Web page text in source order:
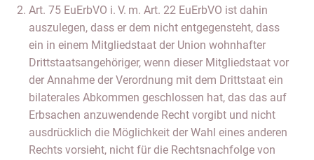
Art. 75 EuErbVO i. V. m. Art. 22 EuErbVO ist dahin
auszulegen, dass er dem nicht entgegensteht, dass
ein in einem Mitgliedstaat der Union wohnhafter
Drittstaatsangehöriger, wenn dieser Mitgliedstaat vor
der Annahme der Verordnung mit dem Drittstaat ein
bilaterales Abkommen geschlossen hat, das das auf
Erbsachen anzuwendende Recht vorgibt und nicht
ausdrücklich die Möglichkeit der Wahl eines anderen
Rechts vorsieht, nicht für die Rechtsnachfolge von